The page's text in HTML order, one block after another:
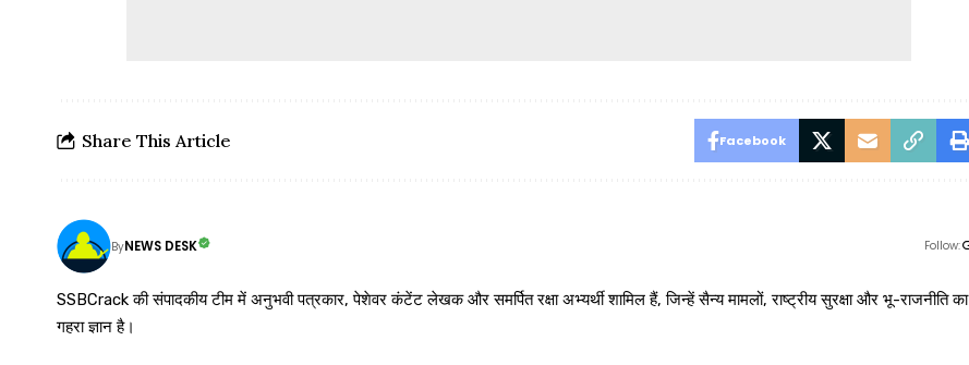
Share This Article Facebook
ByNEWS DESK Follow:
SSBCrack की संपादकीय टीम में अनुभवी पत्रकार, पेशेवर कंटेंट लेखक और समर्पित रक्षा अभ्यर्थी शामिल हैं, जिन्हें सैन्य मामलों, राष्ट्रीय सुरक्षा और भू-राजनीति का
गहरा ज्ञान है।